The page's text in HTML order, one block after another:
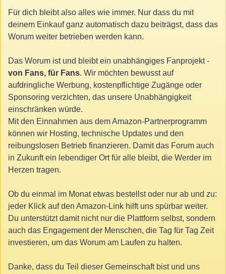
Für dich bleibt also alles wie immer. Nur dass du mit
deinem Einkauf ganz automatisch dazu beiträgst, dass das
Worum weiter betrieben werden kann.
Das Worum ist und bleibt ein unabhängiges Fanprojekt -
von Fans, für Fans. Wir möchten bewusst auf
aufdringliche Werbung, kostenpflichtige Zugänge oder
Sponsoring verzichten, das unsere Unabhängigkeit
einschränken würde.
Mit den Einnahmen aus dem Amazon-Partnerprogramm
können wir Hosting, technische Updates und den
reibungslosen Betrieb finanzieren. Damit das Forum auch
in Zukunft ein lebendiger Ort für alle bleibt, die Werder im
Herzen tragen.
Ob du einmal im Monat etwas bestellst oder nur ab und zu:
jeder Klick auf den Amazon-Link hilft uns spürbar weiter.
Du unterstützt damit nicht nur die Plattform selbst, sondern
auch das Engagement der Menschen, die Tag für Tag Zeit
investieren, um das Worum am Laufen zu halten.
Danke, dass du Teil dieser Gemeinschaft bist und uns